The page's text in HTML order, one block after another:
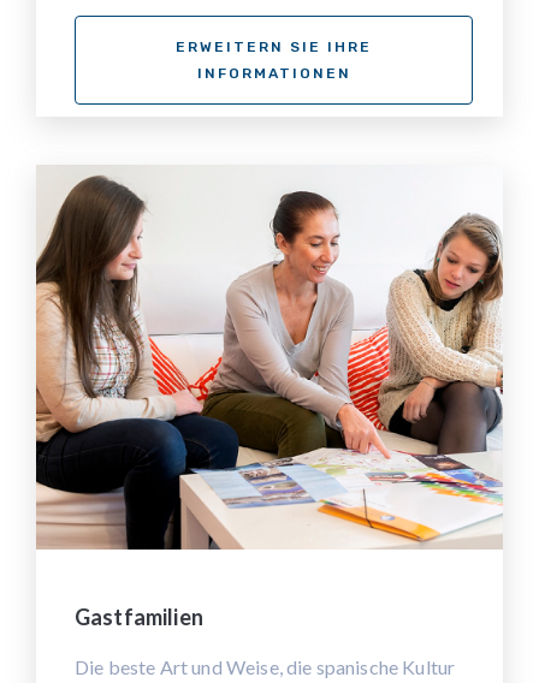
ERWEITERN SIE IHRE
INFORMATIONEN
Gastfamilien
Die beste Art und Weise, die spanische Kultur